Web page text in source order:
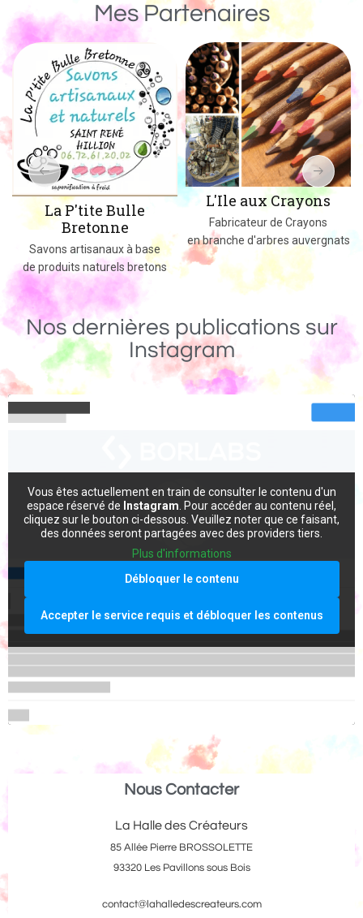
Mes Partenaires
L'Ile aux Crayons
Fabricateur de Crayons
en branche d'arbres auvergnats
Un Monde de Bois
Des jeux, jouets et objets en bois
massif fabriqués dans le 02
Nos dernières publications sur
Instagram
Vous êtes actuellement en train de consulter le contenu d'un
espace réservé de Instagram . Pour accéder au contenu réel,
cliquez sur le bouton ci-dessous. Veuillez noter que ce faisant,
des données seront partagées avec des providers tiers.
Plus d'informations
Débloquer le contenu
Accepter le service requis et débloquer les contenus
Nous Contacter
La Halle des Créateurs
85 Allée Pierre BROSSOLETTE
93320 Les Pavillons sous Bois
contact@lahalledescreateurs.com